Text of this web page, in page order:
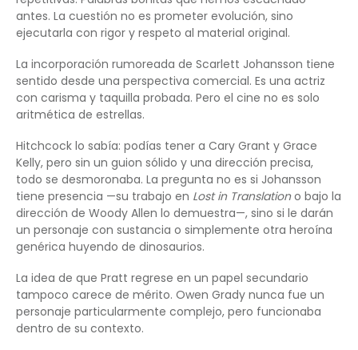
antes. La cuestión no es prometer evolución, sino
ejecutarla con rigor y respeto al material original.
La incorporación rumoreada de Scarlett Johansson tiene
sentido desde una perspectiva comercial. Es una actriz
con carisma y taquilla probada. Pero el cine no es solo
aritmética de estrellas.
Hitchcock lo sabía: podías tener a Cary Grant y Grace
Kelly, pero sin un guion sólido y una dirección precisa,
todo se desmoronaba. La pregunta no es si Johansson
tiene presencia —su trabajo en Lost in Translationo bajo la
dirección de Woody Allen lo demuestra—, sino si le darán
un personaje con sustancia o simplemente otra heroína
genérica huyendo de dinosaurios.
La idea de que Pratt regrese en un papel secundario
tampoco carece de mérito. Owen Grady nunca fue un
personaje particularmente complejo, pero funcionaba
dentro de su contexto.